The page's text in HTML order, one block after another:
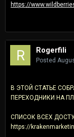
https://
Rogerfili
Posted
В ЭТОЙ СТАТЬЕ
ПЕРЕХОДНИКИ НА
СПИСОК ВСЕХ
https://